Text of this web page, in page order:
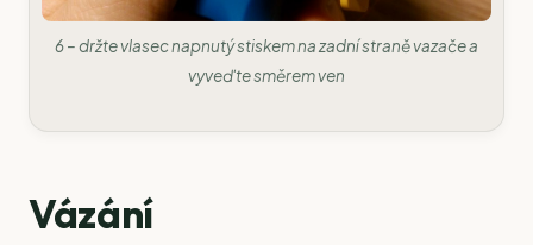
6 – držte vlasec napnutý stiskem na zadní straně vazače a
vyveďte směrem ven
Vázání